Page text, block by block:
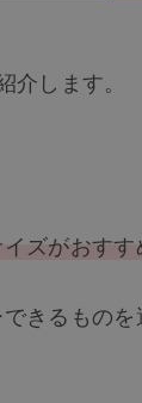
します。
ズがおすす
きるものを